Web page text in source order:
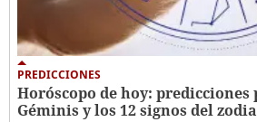
PREDICCIONES
Horóscopo de hoy:
Géminis y los 12 signos del